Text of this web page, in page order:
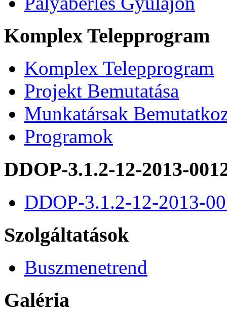
Komplex Telepprogram
Komplex Telepprogram
Projekt Bemutatása
Munkatársak
Programok
DDOP-3.1.2-12-2013-
DDOP-3.1.2-12-2013-
Szolgáltatások
Buszmenetrend
Galéria